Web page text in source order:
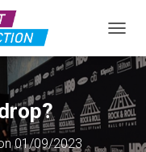
01/09/2023